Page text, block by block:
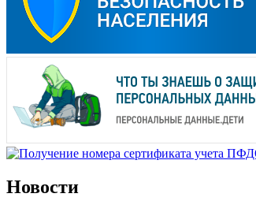
Новости